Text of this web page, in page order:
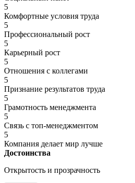
5
Комфортные условия труда
5
Профессиональный рост
5
Карьерный рост
5
Отношения с коллегами
5
Признание результатов труда
5
Грамотность менеджмента
5
Связь с топ-менеджментом
5
Компания делает мир лучше
Достоинства
Открытость и прозрачность